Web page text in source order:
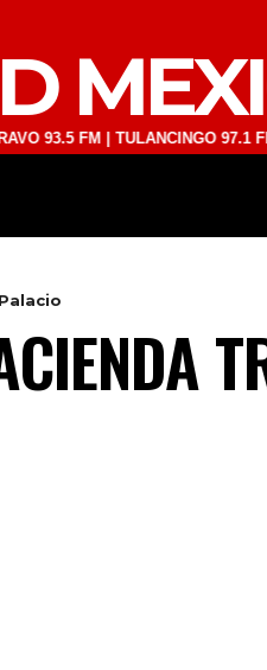
FM | TULANCINGO 97.1 FM |